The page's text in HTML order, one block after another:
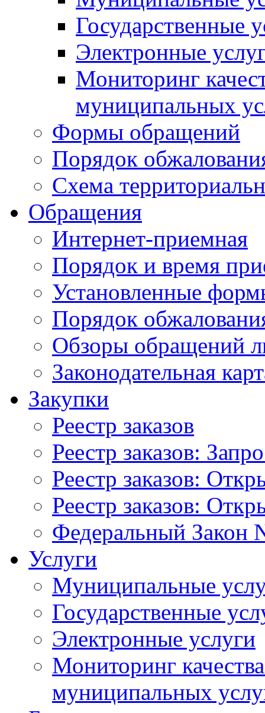
Государственные
Электронные
Мониторинг
муниципальных
Формы обращений
Порядок
Схема
Обращения
Интернет-приемная
Порядок и время
Установленные
Порядок
Обзоры обращений
Законодательная
Закупки
Реестр заказов
Реестр заказов:
Реестр заказов:
Реестр заказов:
Федеральный Закон
Услуги
Муниципальные
Государственные
Электронные услуги
Мониторинг
муниципальных